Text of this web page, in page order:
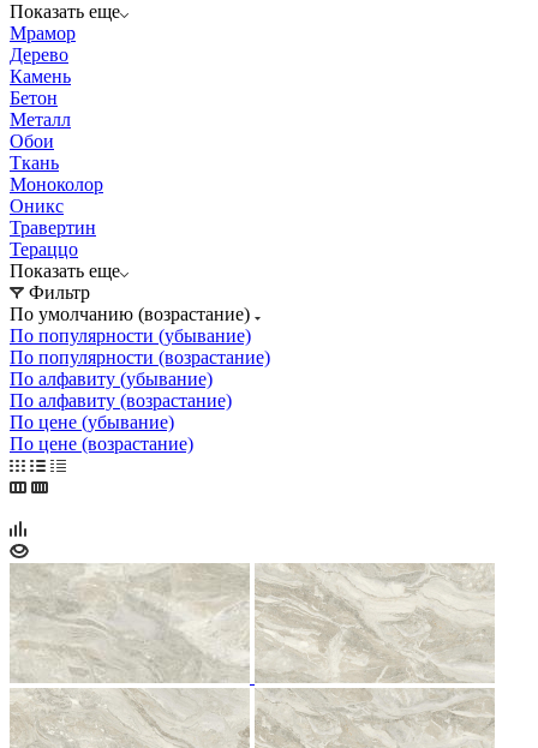
Показать еще
Мрамор
Дерево
Камень
Бетон
Металл
Обои
Ткань
Моноколор
Оникс
Травертин
Тераццо
Показать еще
Фильтр
По умолчанию (возрастание)
По популярности (убывание)
По популярности (возрастание)
По алфавиту (убывание)
По алфавиту (возрастание)
По цене (убывание)
По цене (возрастание)